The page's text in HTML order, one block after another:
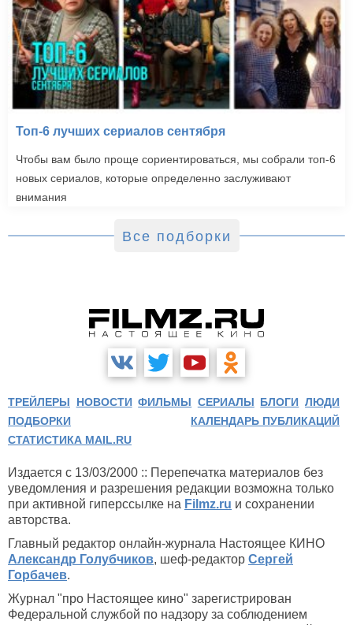
Топ-6 лучших сериалов сентября
Чтобы вам было проще сориентироваться, мы собрали топ-6
новых сериалов, которые определенно заслуживают
внимания
Все подборки
ТРЕЙЛЕРЫ НОВОСТИ ФИЛЬМЫ СЕРИАЛЫ БЛОГИ ЛЮДИ
ПОДБОРКИ
КАЛЕНДАРЬ ПУБЛИКАЦИЙ
СТАТИСТИКА MAIL.RU
Издается с 13/03/2000 :: Перепечатка материалов без
уведомления и разрешения редакции возможна только
при активной гиперссылке на Filmz.ru и сохранении
авторства.
Главный редактор онлайн-журнала Настоящее КИНО
Александр Голубчиков, шеф-редактор Сергей
Горбачев.
Журнал "про Настоящее кино" зарегистрирован
Федеральной службой по надзору за соблюдением